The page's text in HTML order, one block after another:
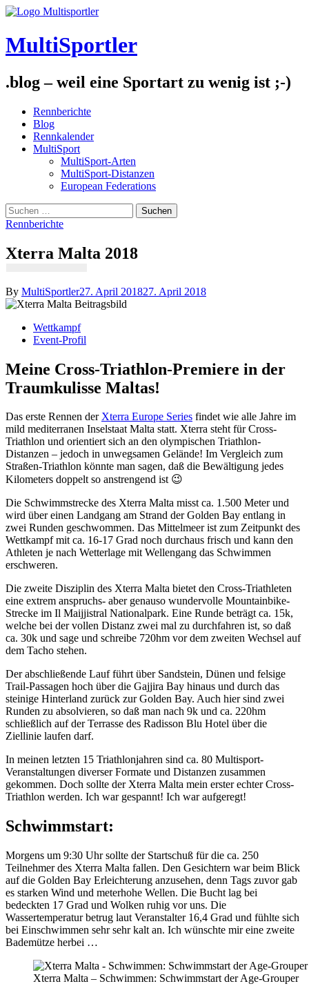
Skip
content
MultiSportler
.blog – weil eine Sportart zu wenig ist ;-)
Rennberichte
Blog
Rennkalender
MultiSport
MultiSport-Arten
MultiSport-Distanzen
European Federations
Suchen
nach:
Rennberichte
Xterra Malta 2018
By MultiSportler27. April 201827. April 2018
Wettkampf
Event-Profil
Meine Cross-Triathlon-Premiere in der
Traumkulisse Maltas!
Das erste Rennen derXterra Europe Series findet wie alle Jahre im
mild mediterranen Inselstaat Malta statt. Xterra steht für Cross-
Triathlon und orientiert sich an den olympischen Triathlon-
Distanzen – jedoch in unwegsamen Gelände! Im Vergleich zum
Straßen-Triathlon könnte man sagen, daß die Bewältigung jedes
Kilometers doppelt so anstrengend ist 😉
Die Schwimmstrecke des Xterra Malta misst ca. 1.500 Meter und
wird über einen Landgang am Strand der Golden Bay entlang in
zwei Runden geschwommen. Das Mittelmeer ist zum Zeitpunkt des
Wettkampf mit ca. 16-17 Grad noch durchaus frisch und kann den
Athleten je nach Wetterlage mit Wellengang das Schwimmen
erschweren.
Die zweite Disziplin des Xterra Malta bietet den Cross-Triathleten
eine extrem anspruchs- aber genauso wundervolle Mountainbike-
Strecke im Il Maijjistral Nationalpark. Eine Runde beträgt ca. 15k,
welche bei der vollen Distanz zwei mal zu durchfahren ist, so daß
ca. 30k und sage und schreibe 720hm vor dem zweiten Wechsel auf
dem Tacho stehen.
Der abschließende Lauf führt über Sandstein, Dünen und felsige
Trail-Passagen hoch über die Gajjira Bay hinaus und durch das
steinige Hinterland zurück zur Golden Bay. Auch hier sind zwei
Runden zu absolvieren, so daß man nach 9k und ca. 220hm
schließlich auf der Terrasse des Radisson Blu Hotel über die
Ziellinie laufen darf.
In meinen letzten 15 Triathlonjahren sind ca. 80 Multisport-
Veranstaltungen diverser Formate und Distanzen zusammen
gekommen. Doch sollte der Xterra Malta mein erster echter Cross-
Triathlon werden. Ich war gespannt! Ich war aufgeregt!
Schwimmstart:
Morgens um 9:30 Uhr sollte der Startschuß für die ca. 250
Teilnehmer des Xterra Malta fallen. Den Gesichtern war beim Blick
auf die Golden Bay Erleichterung anzusehen, denn Tags zuvor gab
es starken Wind und meterhohe Wellen. Die Bucht lag bei
bedeckten 17 Grad und Wolken ruhig vor uns. Die
Wassertemperatur betrug laut Veranstalter 16,4 Grad und fühlte sich
bei Einschwimmen sehr sehr kalt an. Ich wünschte mir eine zweite
Bademütze herbei …
Xterra Malta – Schwimmen: Schwimmstart der Age-Grouper